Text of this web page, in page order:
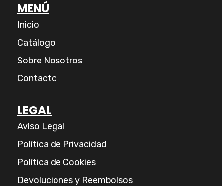
b
o
o
k
m
MENÚ
Inicio
Catálogo
Sobre Nosotros
Contacto
LEGAL
Aviso Legal
Política de Privacidad
Política de Cookies
Devoluciones y Reembolsos